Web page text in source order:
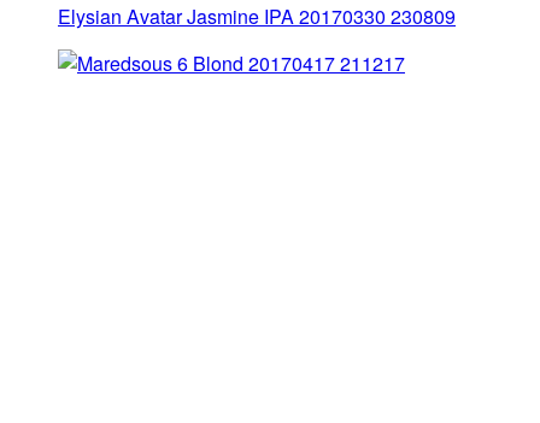
Elysian Avatar Jasmine IPA 20170330 230809